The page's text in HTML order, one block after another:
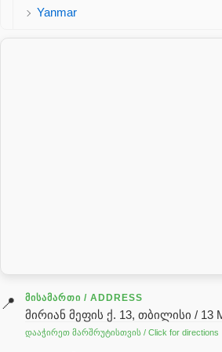
Yanmar
გადაცემათა კოლოფის ზეთი(
ძრავის ზეთი
ჰიდრავლიკის ზეთი
📍 ᲛᲘᲡᲐᲛᲐᲠᲗᲘ / ADDRESS
მირიან მეფის ქ. 13, თბილისი / 13
დააჭირეთ მარშრუტისთვის / Click for directions